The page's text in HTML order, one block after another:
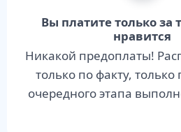
Вы платите только за
нравится
Никакой предоплаты!
только по факту, только
очередного этапа